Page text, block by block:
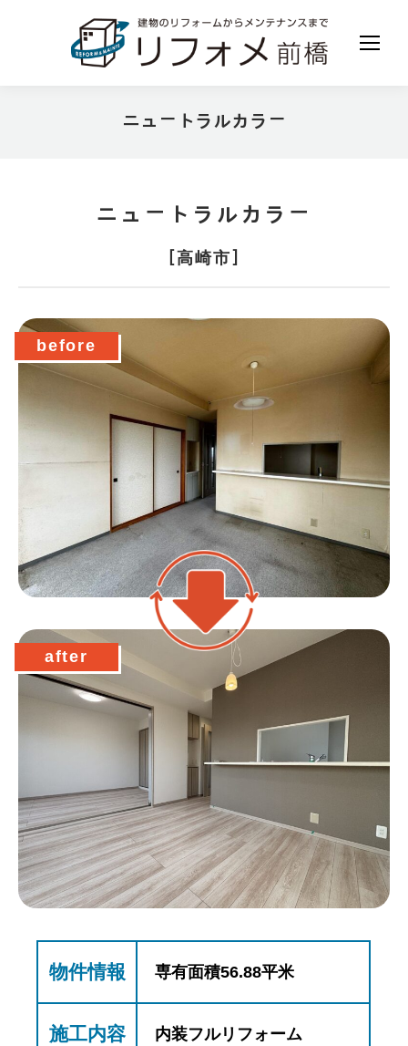
ニュートラルカラー
ニュートラルカラー
［高崎市］
before
after
物件情報 専有面積56.88平米
施工内容 内装フルリフォーム